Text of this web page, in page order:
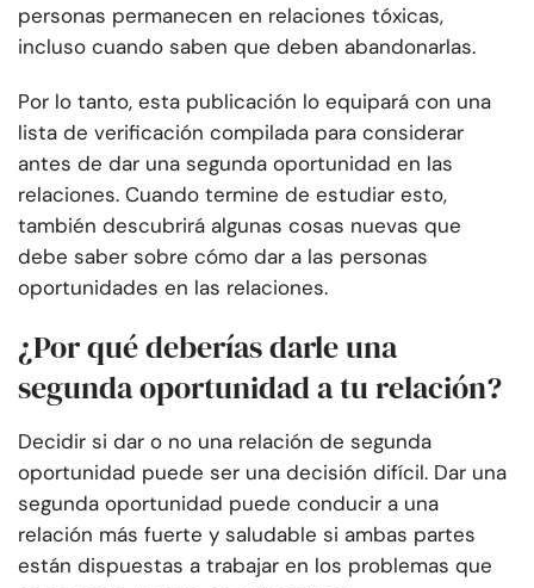
personas permanecen en relaciones tóxicas,
incluso cuando saben que deben abandonarlas.
Por lo tanto, esta publicación lo equipará con una
lista de verificación compilada para considerar
antes de dar una segunda oportunidad en las
relaciones. Cuando termine de estudiar esto,
también descubrirá algunas cosas nuevas que
debe saber sobre cómo dar a las personas
oportunidades en las relaciones.
¿Por qué deberías darle una
segunda oportunidad a tu relación?
Decidir si dar o no una relación de segunda
oportunidad puede ser una decisión difícil. Dar una
segunda oportunidad puede conducir a una
relación más fuerte y saludable si ambas partes
están dispuestas a trabajar en los problemas que